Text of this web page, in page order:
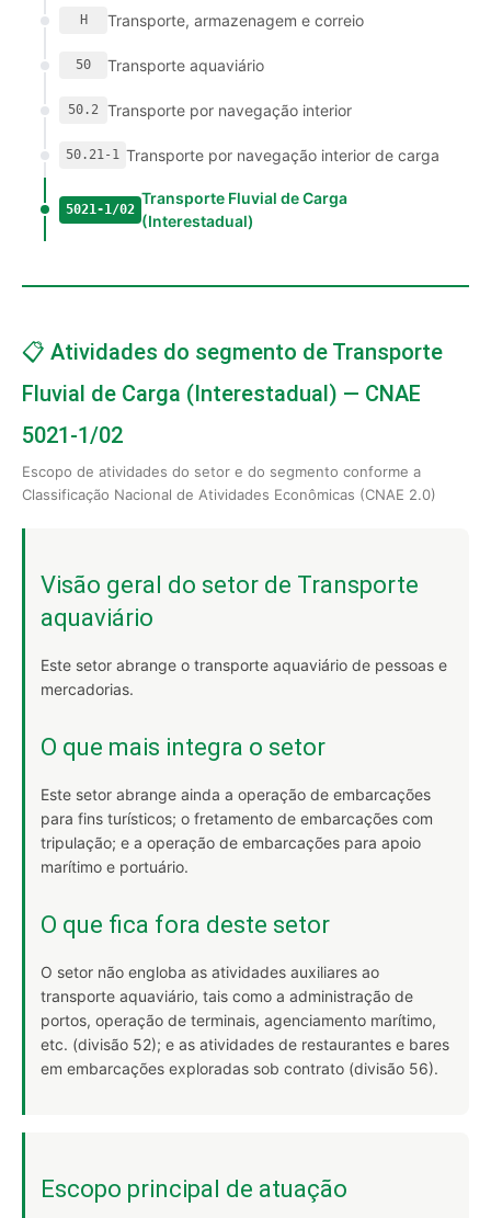
H Transporte, armazenagem e correio
50 Transporte aquaviário
50.2 Transporte por navegação interior
50.21-1 Transporte por navegação interior de carga
5021-1/02
Transporte Fluvial de Carga
(Interestadual)
📋 Atividades do segmento de Transporte
Fluvial de Carga (Interestadual) — CNAE
5021-1/02
Escopo de atividades do setor e do segmento conforme a
Classificação Nacional de Atividades Econômicas (CNAE 2.0)
Visão geral do setor de Transporte
aquaviário
Este setor abrange o transporte aquaviário de pessoas e
mercadorias.
O que mais integra o setor
Este setor abrange ainda a operação de embarcações
para fins turísticos; o fretamento de embarcações com
tripulação; e a operação de embarcações para apoio
marítimo e portuário.
O que fica fora deste setor
O setor não engloba as atividades auxiliares ao
transporte aquaviário, tais como a administração de
portos, operação de terminais, agenciamento marítimo,
etc. (divisão 52); e as atividades de restaurantes e bares
em embarcações exploradas sob contrato (divisão 56).
Escopo principal de atuação